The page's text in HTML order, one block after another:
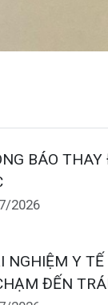
Cát Dài Q Lê